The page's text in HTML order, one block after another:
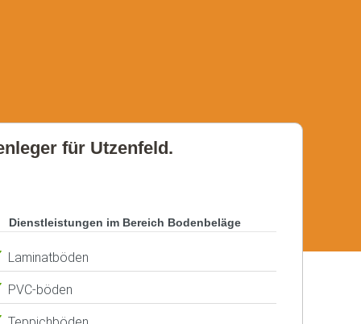
für Utzenfeld.
Dienstleistungen im Bereich Bodenbeläge
Laminatböden
PVC-böden